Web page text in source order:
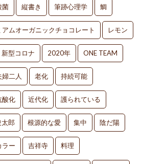
菌 縦書き 筆跡心理学 鯛
アムオーガニックチョコレート レモン
新型コロナ 2020年 ONE TEAM
婦二人 老化 持続可能
酸化 近代化 護られている
郎 根源的な愛 集中 陰だ陽
ラー 吉祥寺 料理